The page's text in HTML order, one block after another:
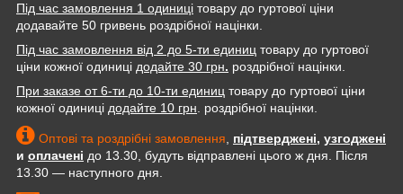
Під час замовлення 1 одиниці товару до гуртової ціни
додавайте 50 гривень роздрібної націнки.
Під час замовлення від 2 до 5-ти единиц товару до гуртової
ціни кожної одиниці додайте 30 грн. роздрібної націнки.
При заказе от 6-ти до 10-ти единиц товару до гуртової ціни
кожної одиниці додайте 10 грн . роздрібної націнки.
Оптові та роздрібні замовлення підтверджені, узгоджені
и оплачені до 13.30, будуть відправлені цього ж дня. Після
13.30 — наступного дня.